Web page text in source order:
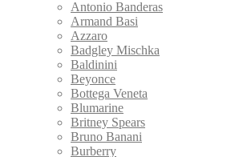
Antonio Banderas
Armand Basi
Azzaro
Badgley Mischka
Baldinini
Beyonce
Bottega Veneta
Blumarine
Britney Spears
Bruno Banani
Burberry